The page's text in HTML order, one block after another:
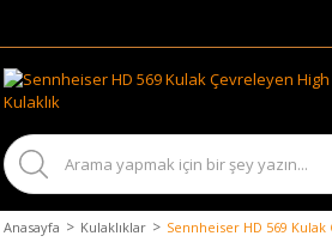
Anasayfa Kulaklıklar Sennheiser HD 569